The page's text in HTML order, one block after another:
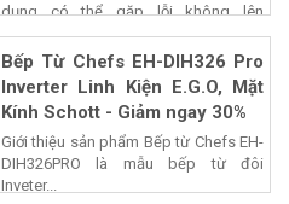
dụng có thể gặp lỗi không lên
nguồn,...
Bếp Từ Chefs EH-DIH326 Pro
Inverter Linh Kiện E.G.O, Mặt
Kính Schott - Giảm ngay 30%
Giới thiệu sản phẩm Bếp từ Chefs EH-
DIH326PRO là mẫu bếp từ đôi
Inveter...